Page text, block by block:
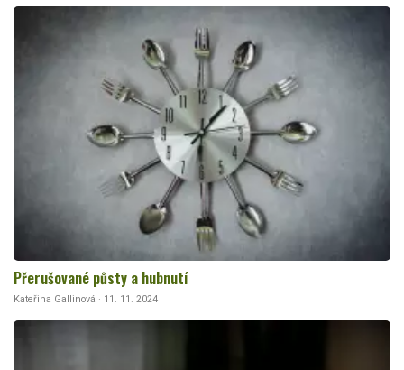
Přerušované půsty a hubnutí
Kateřina Gallinová · 11. 11. 2024